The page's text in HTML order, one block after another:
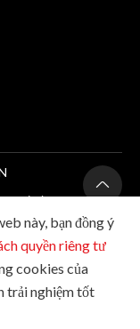
cấp lần
Nguyễn
28)
này, bạn đồng ý
quyền riêng tư
cookies của
trải nghiệm tốt